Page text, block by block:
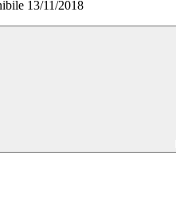
13/11/2018